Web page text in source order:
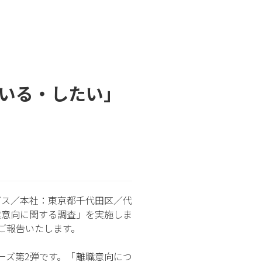
・したい」
／本社：東京都千代田区／代
向に関する調査」を実施しま
告いたします。
ズ第2弾です。「離職意向につ